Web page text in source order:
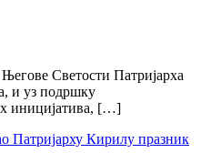
Светости Патријарха
и уз подршку
иницијатива, […]